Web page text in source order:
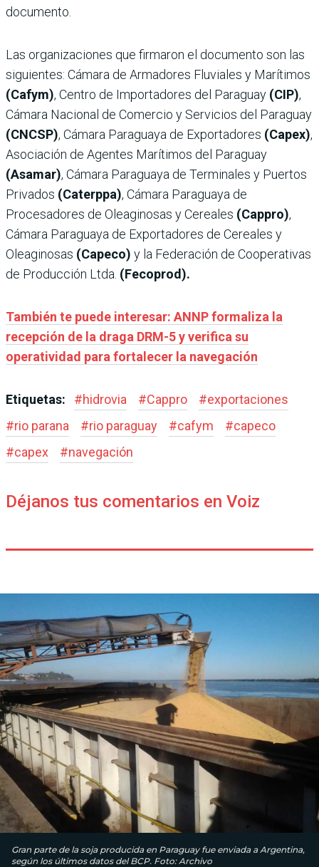
documento.
Las organizaciones que firmaron el documento son las
siguientes: Cámara de Armadores Fluviales y Marítimos
(Cafym), Centro de Importadores del Paraguay (CIP),
Cámara Nacional de Comercio y Servicios del Paraguay
(CNCSP), Cámara Paraguaya de Exportadores (Capex),
Asociación de Agentes Marítimos del Paraguay
(Asamar), Cámara Paraguaya de Terminales y Puertos
Privados (Caterppa), Cámara Paraguaya de
Procesadores de Oleaginosas y Cereales (Cappro),
Cámara Paraguaya de Exportadores de Cereales y
Oleaginosas (Capeco) y la Federación de Cooperativas
de Producción Ltda. (Fecoprod).
También te puede interesar: ANNP formaliza la
recepción de la draga DRM-5 y verifica su
operatividad para fortalecer la navegación
Etiquetas: #hidrovia #Cappro #exportaciones
#rio parana #rio paraguay #cafym #capeco
#capex #navegación
Déjanos tus comentarios en Voiz
Gran parte de la soja producida en Paraguay fue enviada a Argentina,
según los últimos datos del BCP. Foto: Archivo